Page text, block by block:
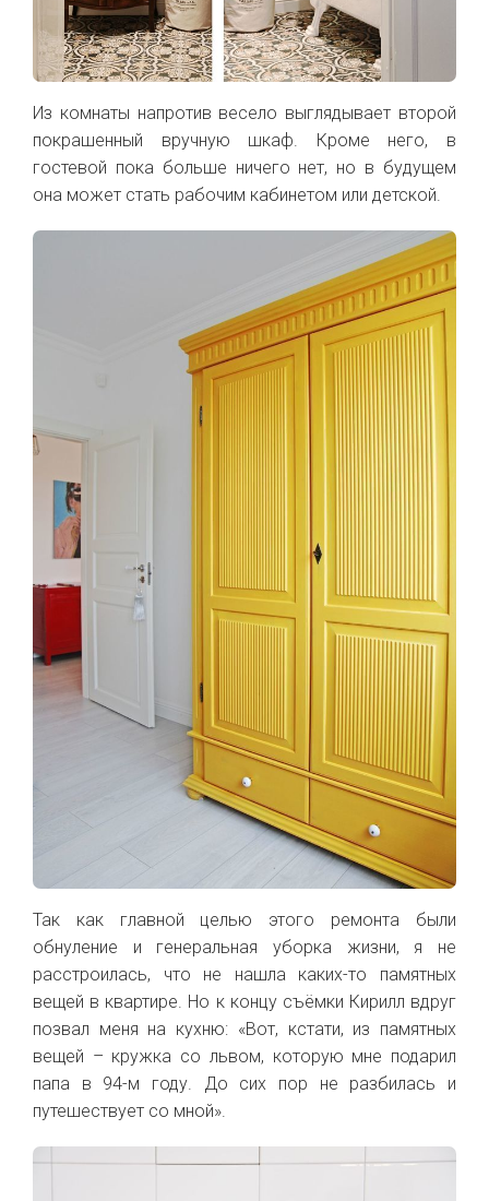
Из комнаты напротив весело выглядывает второй
покрашенный вручную шкаф. Кроме него, в
гостевой пока больше ничего нет, но в будущем
она может стать рабочим кабинетом или детской.
Так как главной целью этого ремонта были
обнуление и генеральная уборка жизни, я не
расстроилась, что не нашла каких-то памятных
вещей в квартире. Но к концу съёмки Кирилл вдруг
позвал меня на кухню: «Вот, кстати, из памятных
вещей – кружка со львом, которую мне подарил
папа в 94-м году. До сих пор не разбилась и
путешествует со мной».